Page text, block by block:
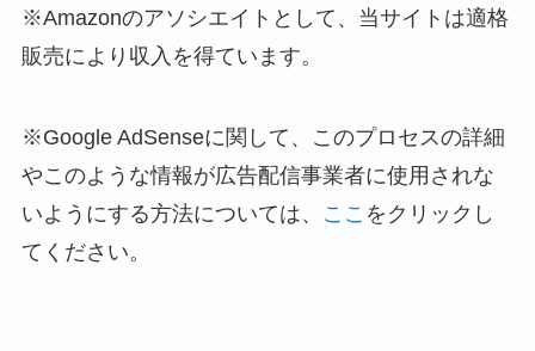
※Amazonのアソシエイトとして、当サイトは適格
販売により収入を得ています。
※Google AdSenseに関して、このプロセスの詳細
やこのような情報が広告配信事業者に使用されな
いようにする方法については、
ここ をクリックし
てください。